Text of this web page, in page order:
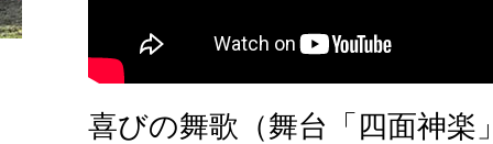
喜びの舞歌（舞台「四面神楽